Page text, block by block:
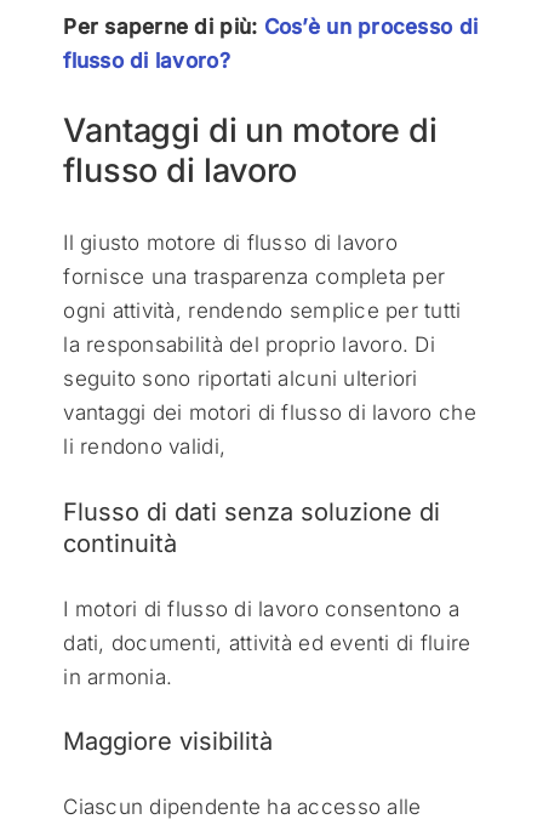
Per saperne di più: Cos’è un processo di
flusso di lavoro?
Vantaggi di un motore di
flusso di lavoro
Il giusto motore di flusso di lavoro
fornisce una trasparenza completa per
ogni attività, rendendo semplice per tutti
la responsabilità del proprio lavoro. Di
seguito sono riportati alcuni ulteriori
vantaggi dei motori di flusso di lavoro che
li rendono validi,
Flusso di dati senza soluzione di
continuità
I motori di flusso di lavoro consentono a
dati, documenti, attività ed eventi di fluire
in armonia.
Maggiore visibilità
Ciascun dipendente ha accesso alle